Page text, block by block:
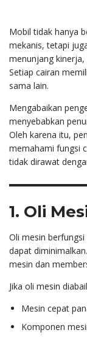
Mobil tidak hanya
mekanis, tetapi
menunjang
Setiap cairan
sama lain.
Mengabaikan
menyebabkan
Oleh karena itu,
memahami fungsi
tidak dirawat
1. Oli
Oli mesin
dapat
mesin dan
Jika oli mesin
Mesin cepat
Komponen